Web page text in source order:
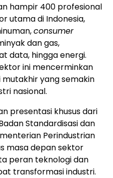
hampir 400 profesional
utama di Indonesia,
consumer
dan gas,
data, hingga energi.
ini mencerminkan
yang semakin
nasional.
presentasi khusus dari
Standardisasi dan
Perindustrian
masa depan sektor
peran teknologi dan
transformasi industri.